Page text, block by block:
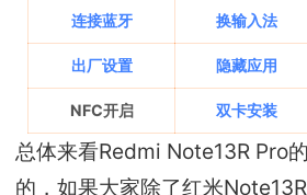
连接蓝牙 换输入法
出厂设置 隐藏应用
NFC开启 双卡安装
总体来看Redmi Note13R Pro
的，如果大家除了红米